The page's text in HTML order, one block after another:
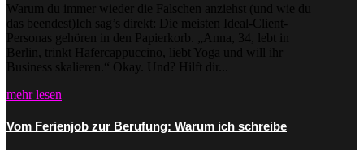
Warum du immer wieder die Falschen anziehst (und wie du
das beendest)Ich sag’s direkt: Die meisten Ideal-Client-
Personas gehören in den Papierkorb. „Anna, 34, lebt in
Berlin, trinkt Hafercappuccino, liebt Yoga und will ihr
Business skalieren.“ Okay. Und? Hilft dir...
mehr lesen
Vom Ferienjob zur Berufung: Warum ich schreibe